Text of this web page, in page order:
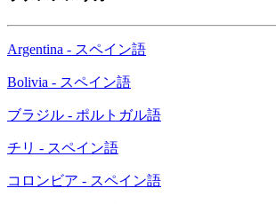
Argentina - スペイン語
Bolivia - スペイン語
ブラジル - ポルトガル語
チリ - スペイン語
コロンビア - スペイン語